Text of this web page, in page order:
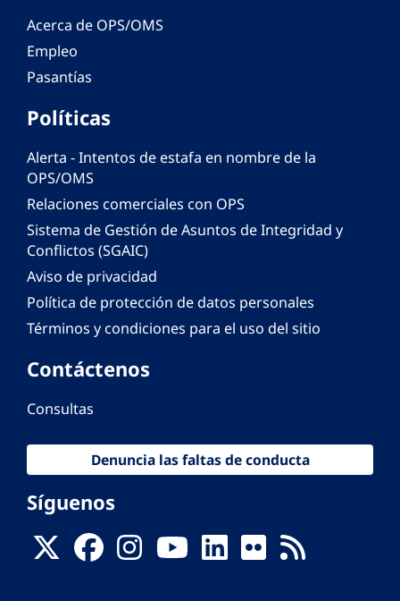
Acerca de OPS/OMS
Empleo
Pasantías
Políticas
Alerta - Intentos de estafa en nombre de la
OPS/OMS
Relaciones comerciales con OPS
Sistema de Gestión de Asuntos de Integridad y
Conflictos (SGAIC)
Aviso de privacidad
Política de protección de datos personales
Términos y condiciones para el uso del sitio
Contáctenos
Consultas
Denuncia las faltas de conducta
Síguenos